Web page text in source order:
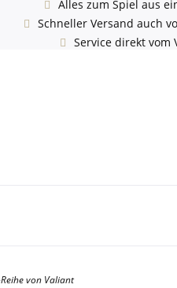
Alles zum Spiel aus
Schneller Versand auch
Service direkt vom
von Valiant